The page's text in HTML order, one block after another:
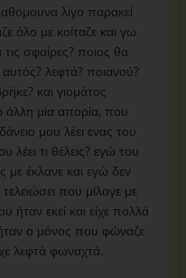
λίγο παρακεί
όλο με κοίταζε και γω
τις σφαίρες? ποιος θα
αυτός? λεφτά? ποιανού?
και γιομάτος
μία απορία, που
μου λέει ενας του
τι θέλεις? εγώ του
με έκλανε και εγώ δεν
που μίλαγε με
ήταν εκεί και είχε πολλά
ήταν ο μόνος που φώναζε
λεφτά φωναχτά.